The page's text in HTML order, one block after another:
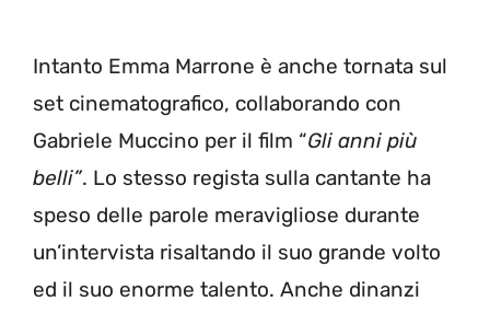
Intanto Emma Marrone è anche tornata sul
set cinematografico, collaborando con
Gabriele Muccino per il film “Gli anni più
belli”. Lo stesso regista sulla cantante ha
speso delle parole meravigliose durante
un’intervista risaltando il suo grande volto
ed il suo enorme talento. Anche dinanzi